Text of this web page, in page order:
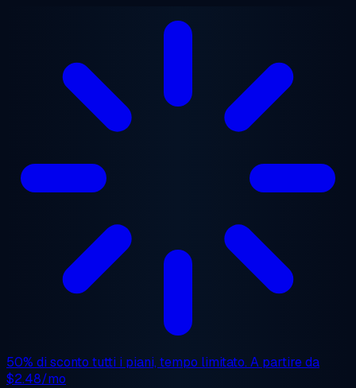
50% di sconto tutti i piani, tempo limitato. A partire da
$2.48/mo